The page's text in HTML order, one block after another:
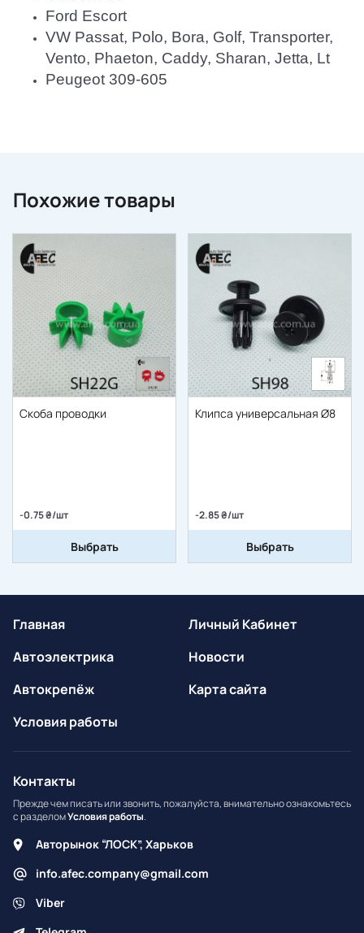
Ford Escort
VW Passat, Polo, Bora, Golf, Transporter,
Vento, Phaeton, Caddy, Sharan, Jetta, Lt
Peugeot 309-605
Похожие товары
Скоба проводки
-0.75 ₴/шт
Выбрать
Клипса универсальная Ø8
-2.85 ₴/шт
Выбрать
Главная
Автоэлектрика
Автокрепёж
Условия работы
Личный Кабинет
Новости
Карта сайта
Контакты
Прежде чем писать или звонить, пожалуйста, внимательно ознакомьтесь
с разделомУсловия работы.
Авторынок “ЛОСК”, Харьков
info.afec.company@gmail.com
Viber